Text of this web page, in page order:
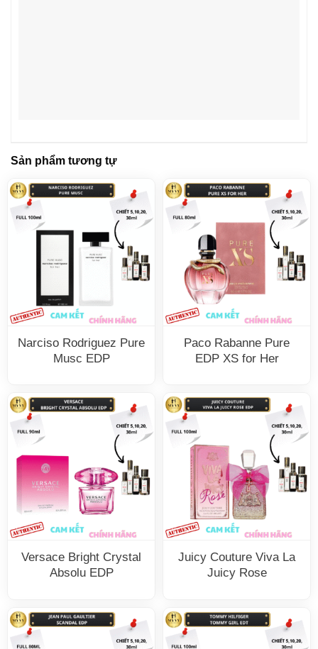
Sản phẩm tương tự
Narciso Rodriguez Pure
Musc EDP
Paco Rabanne Pure
EDP XS for Her
Versace Bright Crystal
Absolu EDP
Juicy Couture Viva La
Juicy Rose